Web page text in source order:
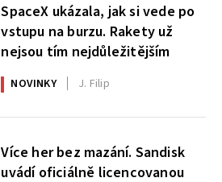
SpaceX ukázala, jak si vede po
vstupu na burzu. Rakety už
nejsou tím nejdůležitějším
NOVINKY J. Filip
Více her bez mazání. Sandisk
uvádí oficiálně licencovanou